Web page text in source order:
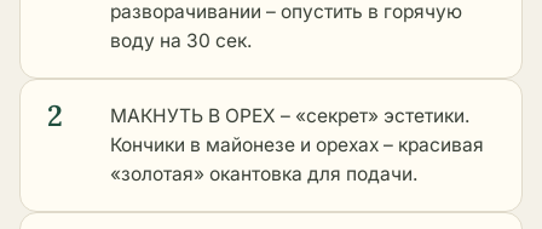
разворачивании – опустить в горячую
воду на 30 сек.
2
МАКНУТЬ В ОРЕХ – «секрет» эстетики.
Кончики в майонезе и орехах – красивая
«золотая» окантовка для подачи.